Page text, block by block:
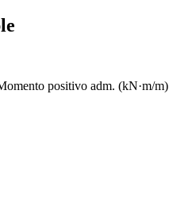
positivo adm. (kN·m/m)